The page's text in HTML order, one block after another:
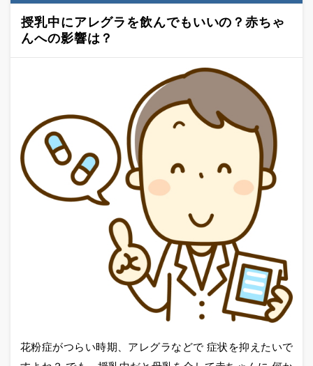
授乳中にアレグラを飲んでもいいの？赤ちゃ
んへの影響は？
花粉症がつらい時期、アレグラなどで 症状を抑えたいで